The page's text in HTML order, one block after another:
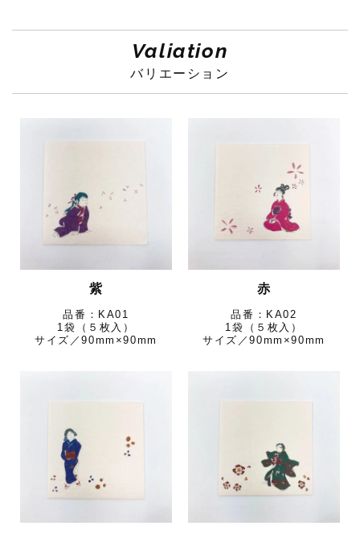
Valiation
バリエーション
紫
KA01
1袋（５枚入）
サイズ／90mm×90mm
赤
KA02
1袋（５枚入）
サイズ／90mm×90mm